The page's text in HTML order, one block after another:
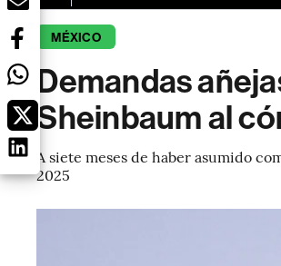
MÉXICO
Demandas
Sheinbaum al
A siete meses de haber asumido
2025